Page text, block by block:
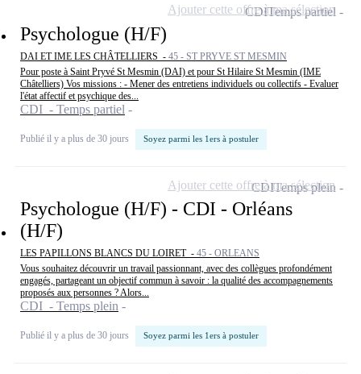
Psychologue (H/F)
DAI ET IME LES CHÂTELLIERS - 45 - ST PRYVE ST MESMIN
Pour poste à Saint Pryvé St Mesmin (DAI) et pour St Hilaire St Mesmin (IME
Châtelliers) Vos missions : - Mener des entretiens individuels ou collectifs - Evaluer
l'état affectif et psychique des...
CDI - Temps partiel
Publié il y a plus de 30 jours Soyez parmi les 1ers à postuler
CDITemps partiel
Ajouter cette offre à ma sélection
Psychologue (H/F) - CDI - Orléans
(H/F)
LES PAPILLONS BLANCS DU LOIRET - 45 - ORLEANS
Vous souhaitez découvrir un travail passionnant, avec des collègues profondément
engagés, partageant un objectif commun à savoir : la qualité des accompagnements
proposés aux personnes ? Alors...
CDI - Temps plein
Publié il y a plus de 30 jours Soyez parmi les 1ers à postuler
CDITemps plein
Ajouter cette offre à ma sélection